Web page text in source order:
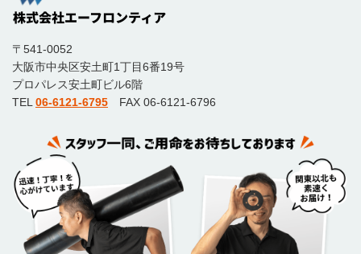
〒541-0052
大阪市中央区安土町1丁目6番19号
プロパレス安土町ビル6階
TEL 06-6121-6795 FAX 06-6121-6796